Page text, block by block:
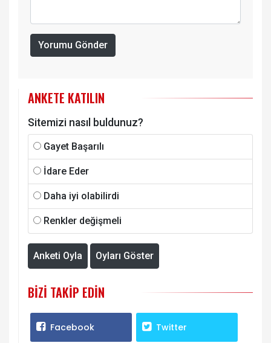
Yorumu Gönder
ANKETE KATILIN
Sitemizi nasıl buldunuz?
Gayet Başarılı
İdare Eder
Daha iyi olabilirdi
Renkler değişmeli
Anketi Oyla Oyları Göster
BIZI TAKIP EDIN
Facebook Twitter